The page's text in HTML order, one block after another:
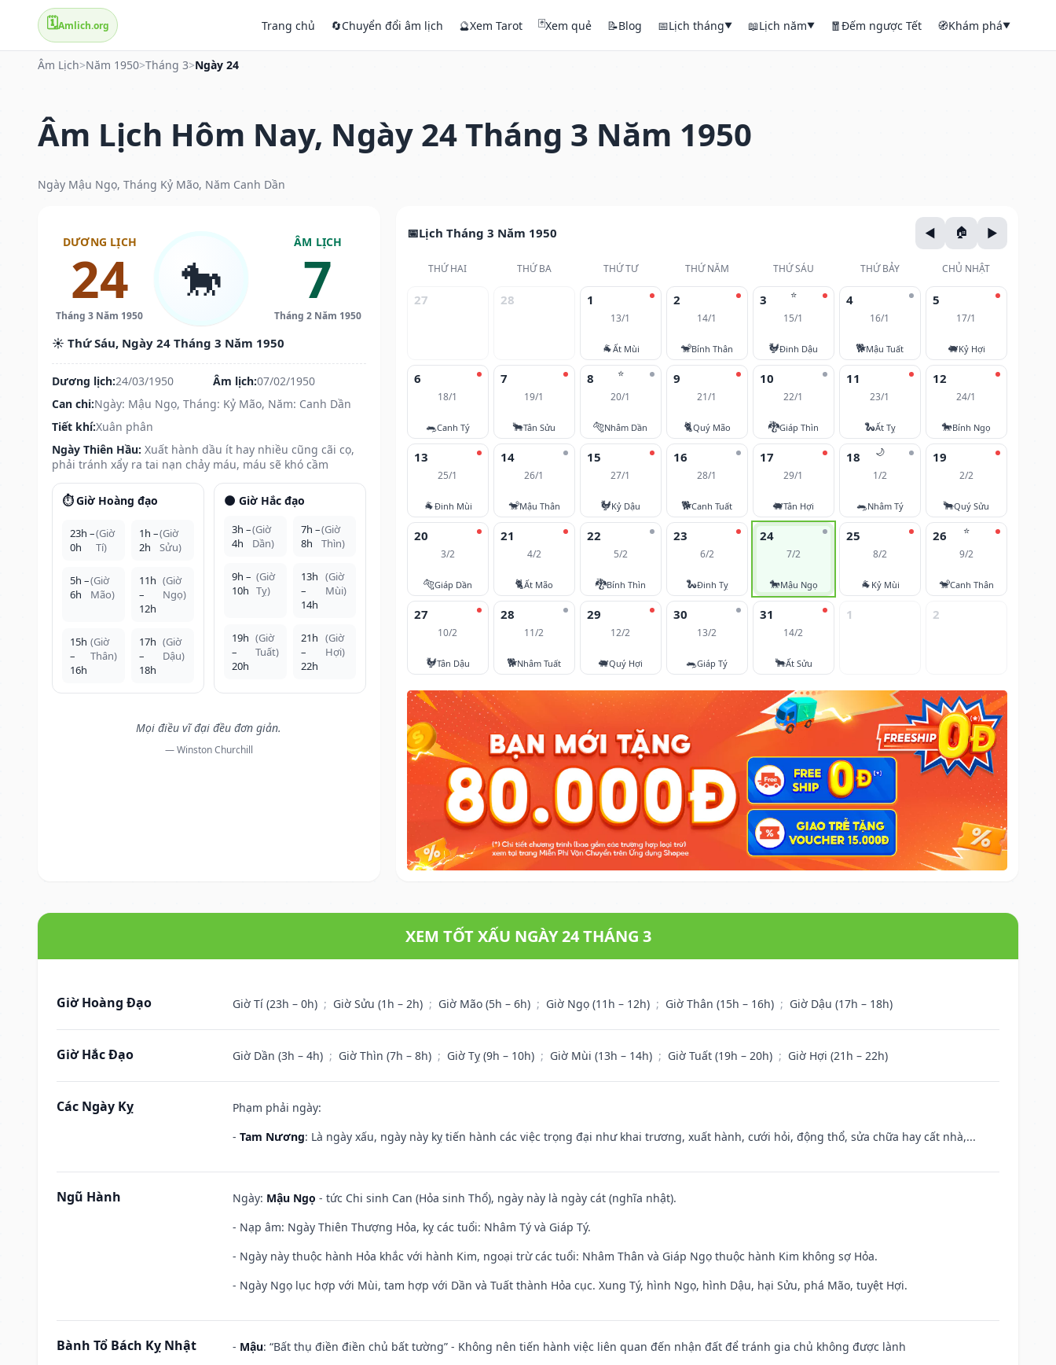
🗓️Amlich.org Trang chủ 🔄Chuyển đổi âm lịch 🔮Xem Tarot 🃏Xem quẻ 📝Blog 📅Lịch tháng▼ 📖Lịch năm▼ 🧧Đếm ngược Tết 🧭Khám phá▼
Âm Lịch>Năm 1950>Tháng 3>Ngày 24
Âm Lịch Hôm Nay, Ngày 24 Tháng 3 Năm 1950
Ngày Mậu Ngọ, Tháng Kỷ Mão, Năm Canh Dần
DƯƠNG LỊCH
24
Tháng 3 Năm 1950
🐎
ÂM LỊCH
7
Tháng 2 Năm 1950
☀️ Thứ Sáu, Ngày 24 Tháng 3 Năm 1950
Dương lịch:24/03/1950 Âm lịch:07/02/1950
Can chi:Ngày: Mậu Ngọ, Tháng: Kỷ Mão, Năm: Canh Dần
Tiết khí:Xuân phân
Ngày Thiên Hầu: Xuất hành dầu ít hay nhiều cũng cãi cọ,
phải tránh xẩy ra tai nạn chảy máu, máu sẽ khó cầm
⏱️ Giờ Hoàng đạo
23h –
0h
(Giờ
Tí)
1h –
2h
(Giờ
Sửu)
5h –
6h
(Giờ
Mão)
11h
–
12h
(Giờ
Ngọ)
15h
–
16h
(Giờ
Thân)
17h
–
18h
(Giờ
Dậu)
🌑 Giờ Hắc đạo
3h –
4h
(Giờ
Dần)
7h –
8h
(Giờ
Thìn)
9h –
10h
(Giờ
Tỵ)
13h
–
14h
(Giờ
Mùi)
19h
–
20h
(Giờ
Tuất)
21h
–
22h
(Giờ
Hợi)
Mọi điều vĩ đại đều đơn giản.
— Winston Churchill
Lịch Tháng 3 Năm 1950
THỨ HAI THỨ BA THỨ TƯ THỨ NĂM THỨ SÁU THỨ BẢY CHỦ NHẬT
27 28 1
13/1
🐐Ất Mùi
2
14/1
🐒Bính Thân
⭐
3
15/1
🐓Đinh Dậu
4
16/1
🐕Mậu Tuất
5
17/1
🐖Kỷ Hợi
6
18/1
🐀Canh Tý
7
19/1
🐂Tân Sửu
⭐
8
20/1
🐅Nhâm Dần
9
21/1
🐈Quý Mão
10
22/1
🐉Giáp Thìn
11
23/1
🐍Ất Tỵ
12
24/1
🐎Bính Ngọ
13
25/1
🐐Đinh Mùi
14
26/1
🐒Mậu Thân
15
27/1
🐓Kỷ Dậu
16
28/1
🐕Canh Tuất
17
29/1
🐖Tân Hợi
🌙
18
1/2
🐀Nhâm Tý
19
2/2
🐂Quý Sửu
20
3/2
🐅Giáp Dần
21
4/2
🐈Ất Mão
22
5/2
🐉Bính Thìn
23
6/2
🐍Đinh Tỵ
24
7/2
🐎Mậu Ngọ
25
8/2
🐐 Kỷ Mùi
⭐
26
9/2
🐒Canh Thân
27
10/2
🐓Tân Dậu
28
11/2
🐕Nhâm Tuất
29
12/2
🐖Quý Hợi
30
13/2
🐀Giáp Tý
31
14/2
🐂Ất Sửu
1 2
XEM TỐT XẤU NGÀY 24 THÁNG 3
Giờ Hoàng Đạo Giờ Tí (23h – 0h) ; Giờ Sửu (1h – 2h) ; Giờ Mão (5h – 6h) ; Giờ Ngọ (11h – 12h) ; Giờ Thân (15h – 16h) ; Giờ Dậu (17h – 18h)
Giờ Hắc Đạo Giờ Dần (3h – 4h) ; Giờ Thìn (7h – 8h) ; Giờ Tỵ (9h – 10h) ; Giờ Mùi (13h – 14h) ; Giờ Tuất (19h – 20h) ; Giờ Hợi (21h – 22h)
Các Ngày Kỵ
Phạm phải ngày:
- Tam Nương: Là ngày xấu, ngày này kỵ tiến hành các việc trọng đại như khai trương, xuất hành, cưới hỏi, động thổ, sửa chữa hay cất nhà,...
Ngũ Hành Ngày: Mậu Ngọ - tức Chi sinh Can (Hỏa sinh Thổ), ngày này là ngày cát (nghĩa nhật).
- Nạp âm: Ngày Thiên Thượng Hỏa, kỵ các tuổi: Nhâm Tý và Giáp Tý.
- Ngày này thuộc hành Hỏa khắc với hành Kim, ngoại trừ các tuổi: Nhâm Thân và Giáp Ngọ thuộc hành Kim không sợ Hỏa.
- Ngày Ngọ lục hợp với Mùi, tam hợp với Dần và Tuất thành Hỏa cục. Xung Tý, hình Ngọ, hình Dậu, hại Sửu, phá Mão, tuyệt Hợi.
Bành Tổ Bách Kỵ Nhật - Mậu: “Bất thụ điền điền chủ bất tường” - Không nên tiến hành việc liên quan đến nhận đất để tránh gia chủ không được lành